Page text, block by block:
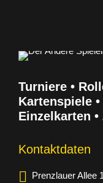
Turniere •
Kartenspiele
Einzelkarten
Kontaktdaten
Prenzlauer Allee